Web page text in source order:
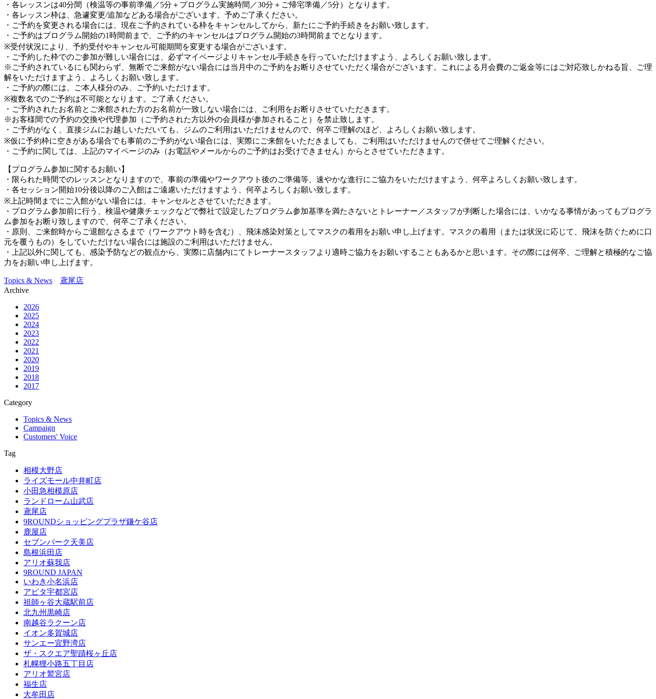
・各レッスンは40分間（検温等の事前準備／5分＋プログラム実施時間／30分＋ご帰宅準備／5分）となります。
・各レッスン枠は、急遽変更/追加などある場合がございます。予めご了承ください。
・ご予約を変更される場合には、現在ご予約されている枠をキャンセルしてから、新たにご予約手続きをお願い致します。
・ご予約はプログラム開始の1時間前まで、ご予約のキャンセルはプログラム開始の3時間前までとなります。
※受付状況により、予約受付やキャンセル可能期間を変更する場合がございます。
・ご予約した枠でのご参加が難しい場合には、必ずマイページよりキャンセル手続きを行っていただけますよう、よろしくお願い致します。
※ご予約されているにも関わらず、無断でご来館がない場合には当月中のご予約をお断りさせていただく場合がございます。これによる月会費のご返金等にはご対応致しかねる旨、ご理
解をいただけますよう、よろしくお願い致します。
・ご予約の際には、ご本人様分のみ、ご予約いただけます。
※複数名でのご予約は不可能となります。ご了承ください。
・ご予約されたお名前とご来館された方のお名前が一致しない場合には、ご利用をお断りさせていただきます。
※お客様間での予約の交換や代理参加（ご予約された方以外の会員様が参加されること）を禁止致します。
・ご予約がなく、直接ジムにお越しいただいても、ジムのご利用はいただけませんので、何卒ご理解のほど、よろしくお願い致します。
※仮に予約枠に空きがある場合でも事前のご予約がない場合には、実際にご来館をいただきましても、ご利用はいただけませんので併せてご理解ください。
・ご予約に関しては、上記のマイページのみ（お電話やメールからのご予約はお受けできません）からとさせていただきます。
【プログラム参加に関するお願い】
・限られた時間でのレッスンとなりますので、事前の準備やワークアウト後のご準備等、速やかな進行にご協力をいただけますよう、何卒よろしくお願い致します。
・各セッション開始10分後以降のご入館はご遠慮いただけますよう、何卒よろしくお願い致します。
※上記時間までにご入館がない場合には、キャンセルとさせていただきます。
・プログラム参加前に行う、検温や健康チェックなどで弊社で設定したプログラム参加基準を満たさないとトレーナー／スタッフが判断した場合には、いかなる事情があってもプログラ
ム参加をお断り致しますので、何卒ご了承ください。
・原則、ご来館時からご退館なさるまで（ワークアウト時を含む）、飛沫感染対策としてマスクの着用をお願い申し上げます。マスクの着用（または状況に応じて、飛沫を防ぐために口
元を覆うもの）をしていただけない場合には施設のご利用はいただけません。
・上記以外に関しても、感染予防などの観点から、実際に店舗内にてトレーナースタッフより適時ご協力をお願いすることもあるかと思います。その際には何卒、ご理解と積極的なご協
力をお願い申し上げます。
Topics & News
鳶尾店
Archive
2026
2025
2024
2023
2022
2021
2020
2019
2018
2017
Category
Topics & News
Campaign
Customers' Voice
Tag
相模大野店
ライズモール中井町店
小田急相模原店
ランドローム山武店
鳶尾店
9ROUNDショッピングプラザ鎌ケ谷店
鹿屋店
セブンパーク天美店
島根浜田店
アリオ蘇我店
9ROUND JAPAN
いわき小名浜店
アピタ宇都宮店
祖師ヶ谷大蔵駅前店
北九州黒崎店
南越谷ラクーン店
イオン多賀城店
サンエー宜野湾店
ザ・スクエア聖蹟桜ヶ丘店
札幌狸小路五丁目店
アリオ鷲宮店
福生店
大牟田店